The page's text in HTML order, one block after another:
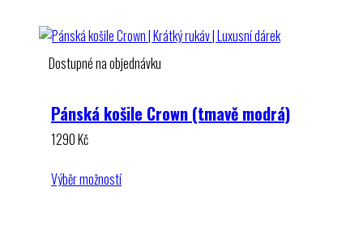
Dostupné na objednávku
Pánská košile Crown (tmavě modrá)
1290Kč
Výběr možností